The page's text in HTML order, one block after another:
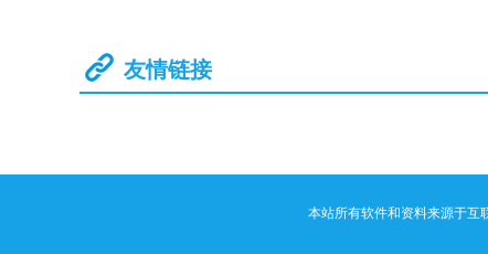
友情链接
本站所有软件和资料来源于互